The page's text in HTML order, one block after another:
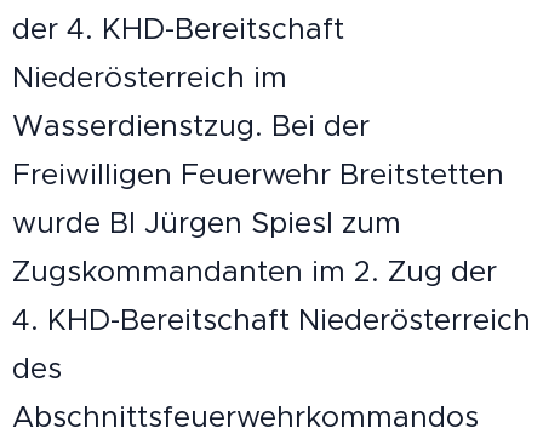
der 4. KHD-Bereitschaft
Niederösterreich im
Wasserdienstzug. Bei der
Freiwilligen Feuerwehr Breitstetten
wurde BI Jürgen Spiesl zum
Zugskommandanten im 2. Zug der
4. KHD-Bereitschaft Niederösterreich
des
Abschnittsfeuerwehrkommandos